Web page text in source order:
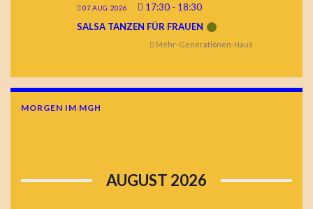
07 AUG. 2026 17:30 - 18:30
SALSA TANZEN FÜR FRAUEN
Mehr-Generationen-Haus
MORGEN IM MGH
AUGUST 2026